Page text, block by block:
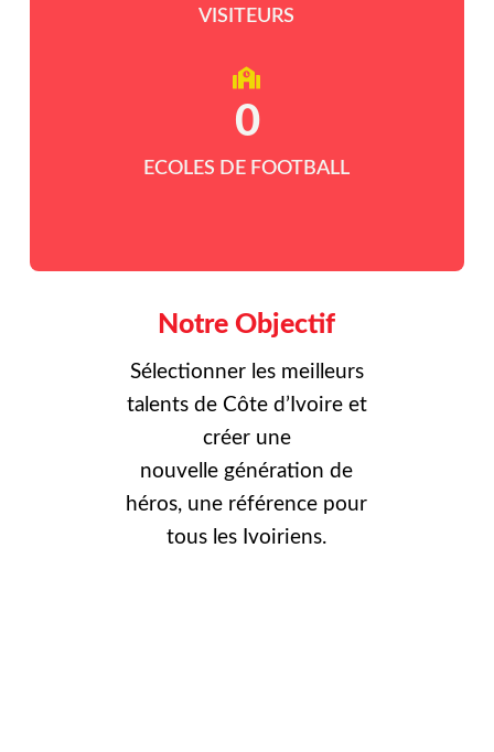
VISITEURS
ECOLES DE FOOTBALL
0
Notre Objectif
Sélectionner les meilleurs
talents de Côte d’Ivoire et
créer une
nouvelle génération de
héros, une référence pour
tous les Ivoiriens.